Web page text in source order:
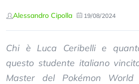
Alessandro Cipolla 19/08/2024
Chi è Luca Ceribelli e
questo studente italiano
Master del Pokémon World